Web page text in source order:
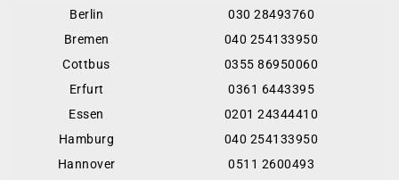
Berlin
030 28493760
Bremen
040 254133950
Cottbus
0355 86950060
Erfurt
0361 6443395
Essen
0201 24344410
Hamburg
040 254133950
Hannover
0511 2600493